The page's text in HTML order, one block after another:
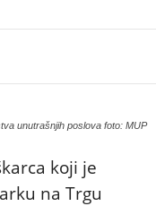
unutrašnjih poslova foto: MUP
koji je
na Trgu